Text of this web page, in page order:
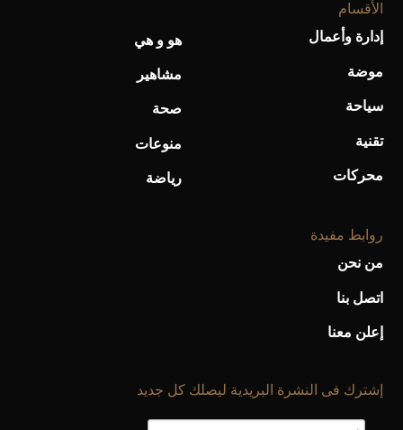
الأقسام
إدارة وأعمال
موضة
سياحة
تقنية
محركات
هو و هي
مشاهير
صحة
منوعات
رياضة
روابط مفيدة
من نحن
اتصل بنا
إعلن معنا
إشترك فى النشرة البريدية ليصلك كل جديد